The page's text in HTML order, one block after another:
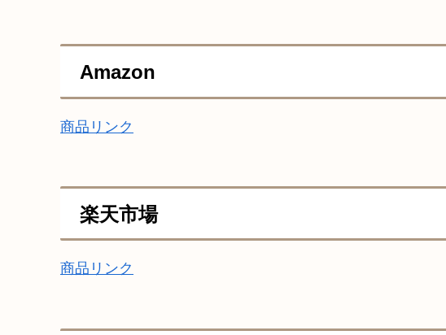
Amazon
商品リンク
楽天市場
商品リンク